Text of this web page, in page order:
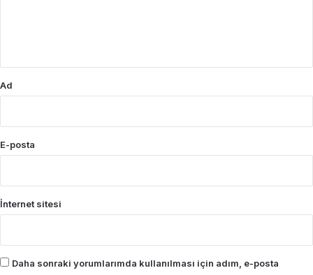
Ad
E-posta
İnternet sitesi
Daha sonraki yorumlarımda kullanılması için adım, e-posta